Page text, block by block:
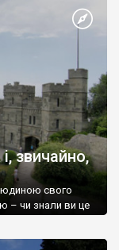
звичайно,
свого
– чи знали ви це